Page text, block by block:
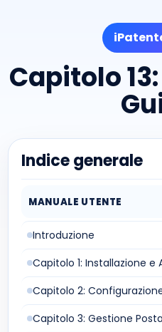
Capitolo
Indice generale
MANUALE UTENTE
Introduzione
Capitolo 1: Installazione e
Capitolo 2:
Capitolo 3: Gestione